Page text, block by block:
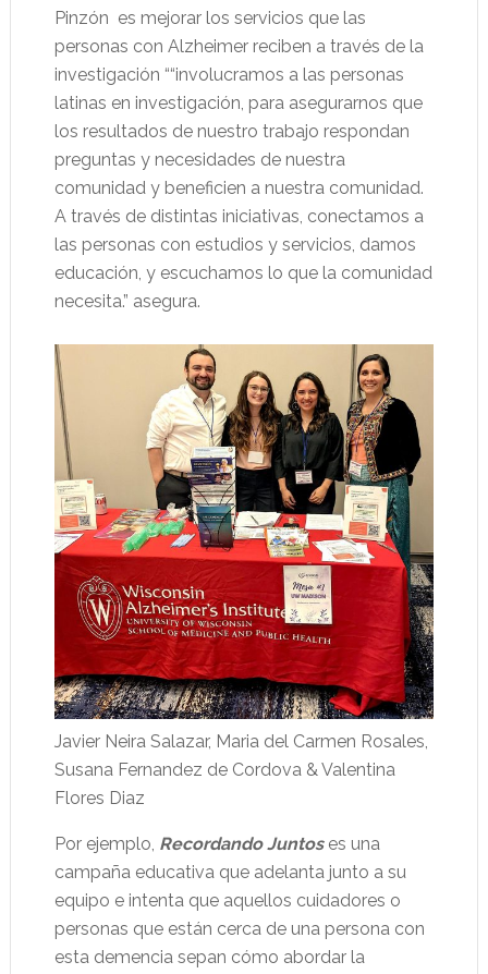
Pinzón es mejorar los servicios que las
personas con Alzheimer reciben a través de la
investigación ““involucramos a las personas
latinas en investigación, para asegurarnos que
los resultados de nuestro trabajo respondan
preguntas y necesidades de nuestra
comunidad y beneficien a nuestra comunidad.
A través de distintas iniciativas, conectamos a
las personas con estudios y servicios, damos
educación, y escuchamos lo que la comunidad
necesita.” asegura.
Javier Neira Salazar, Maria del Carmen Rosales,
Susana Fernandez de Cordova & Valentina
Flores Diaz
Por ejemplo, Recordando Juntos es una
campaña educativa que adelanta junto a su
equipo e intenta que aquellos cuidadores o
personas que están cerca de una persona con
esta demencia sepan cómo abordar la